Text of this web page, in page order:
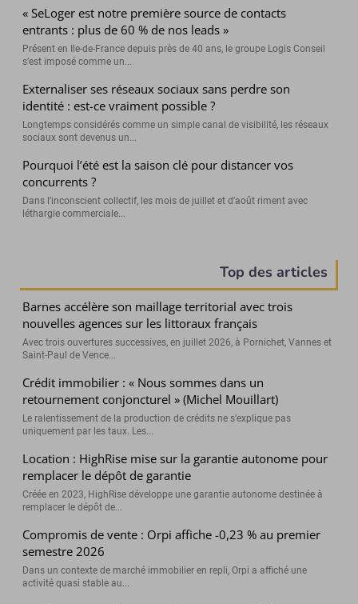
« SeLoger est notre première source de contacts
entrants : plus de 60 % de nos leads »
Présent en Ile-de-France depuis près de 40 ans, le groupe Logis Conseil
s’est imposé comme un...
Externaliser ses réseaux sociaux sans perdre son
identité : est-ce vraiment possible ?
Longtemps considérés comme un simple canal de visibilité, les réseaux
sociaux sont devenus un...
Pourquoi l’été est la saison clé pour distancer vos
concurrents ?
Dans l’inconscient collectif, les mois de juillet et d’août riment avec
léthargie commerciale...
Top des articles
Barnes accélère son maillage territorial avec trois
nouvelles agences sur les littoraux français
Avec trois ouvertures successives, en juillet 2026, à Pornichet, Vannes et
Saint-Paul de Vence...
Crédit immobilier : « Nous sommes dans un
retournement conjoncturel » (Michel Mouillart)
Le ralentissement de la production de crédits ne s’explique pas
uniquement par les taux. Les...
Location : HighRise mise sur la garantie autonome pour
remplacer le dépôt de garantie
Créée en 2023, HighRise développe une garantie autonome destinée à
remplacer le dépôt de...
Compromis de vente : Orpi affiche -0,23 % au premier
semestre 2026
Dans un contexte de marché immobilier en repli, Orpi a affiché une
activité quasi stable au...